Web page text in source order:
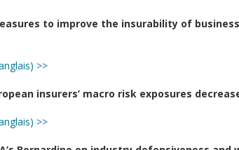
to improve the insurability of
>>
insurers’ macro risk exposures
>>